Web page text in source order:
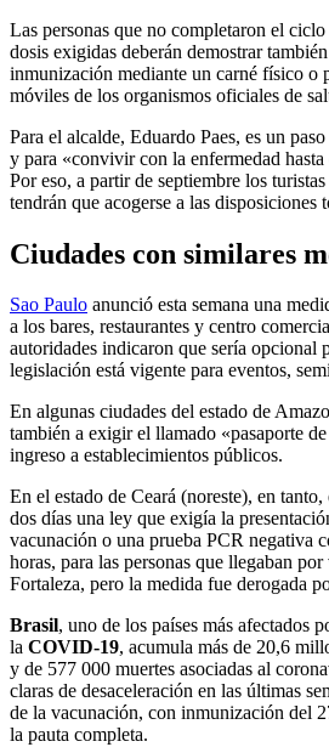
Las personas que no completaron el
dosis exigidas deberán demostrar
inmunización mediante un carné físico o
móviles de los organismos oficiales de
Para el alcalde, Eduardo Paes, es un
y para «convivir con la enfermedad hasta
Por eso, a partir de septiembre los
tendrán que acogerse a las disposiciones
Ciudades con similares
Sao Paulo anunció esta semana una
a los bares, restaurantes y centro
autoridades indicaron que sería opcional
legislación está vigente para eventos,
En algunas ciudades del estado de
también a exigir el llamado «pasaporte
ingreso a establecimientos públicos.
En el estado de Ceará (noreste), en
dos días una ley que exigía la
vacunación o una prueba PCR negativa
horas, para las personas que llegaban
Fortaleza, pero la medida fue derogada
Brasil, uno de los países más afectados
la COVID-19, acumula más de 20,6
y de 577 000 muertes asociadas al
claras de desaceleración en las últimas
de la vacunación, con inmunización del
la pauta completa.